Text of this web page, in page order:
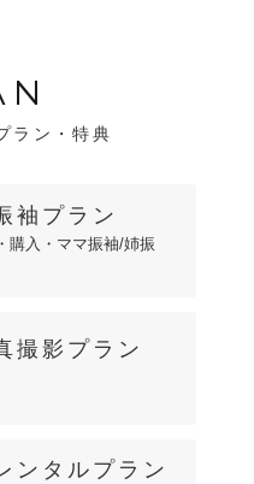
ラン・特典
袖プラン
購入・ママ振袖/姉振
撮影プラン
ンタルプラン